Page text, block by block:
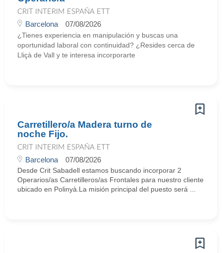
CRIT INTERIM ESPAÑA ETT
Barcelona 07/08/2026
¿Tienes experiencia en manipulación y buscas una
oportunidad laboral con continuidad? ¿Resides cerca de
Lliçà de Vall y te interesa incorporarte
Carretillero/a Madera turno de
noche Fijo.
CRIT INTERIM ESPAÑA ETT
Barcelona 07/08/2026
Desde Crit Sabadell estamos buscando incorporar 2
Operarios/as Carretilleros/as Frontales para nuestro cliente
ubicado en Polinyà.La misión principal del puesto será ...